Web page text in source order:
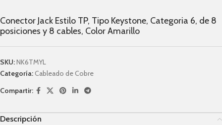
Conector Jack Estilo TP, Tipo Keystone, Categori­a 6, de 8
posiciones y 8 cables, Color Amarillo
SKU:NK6TMYL
Categoría: Cableado de Cobre
Compartir:
Descripción